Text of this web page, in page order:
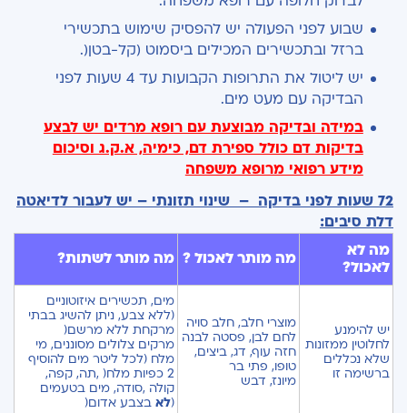
שבוע לפני הפעולה יש להפסיק שימוש בתכשירי
ברזל ובתכשירים המכילים ביסמוט (קל-בטן(.
יש ליטול את התרופות הקבועות עד 4 שעות לפני
הבדיקה עם מעט מים.
במידה ובדיקה מבוצעת עם רופא מרדים יש לבצע
בדיקות דם כולל ספירת דם, כימיה, א.ק.ג וסיכום
מידע רפואי מרופא משפחה
72 שעות לפני בדיקה – שינוי תזונתי –
יש לעבור לדיאטה
דלת סיבים:
מה לא
לאכול?
מה מותר לאכול ? מה מותר לשתות?
יש להימנע
לחלוטין ממזונות
שלא נכללים
ברשימה זו
מוצרי חלב, חלב סויה
לחם לבן, פסטה לבנה
חזה עוף, דג, ביצים,
טופו, פתי בר
מיונז, דבש
מים, תכשירים איזוטוניים
(ללא צבע, ניתן להשיג בבתי
מרקחת ללא מרשם(
מרקים צלולים מסוננים, מי
מלח (לכל ליטר מים להוסיף
2 כפיות מלח( ,תה, קפה,
קולה ,סודה, מים בטעמים
(לא בצבע אדום(